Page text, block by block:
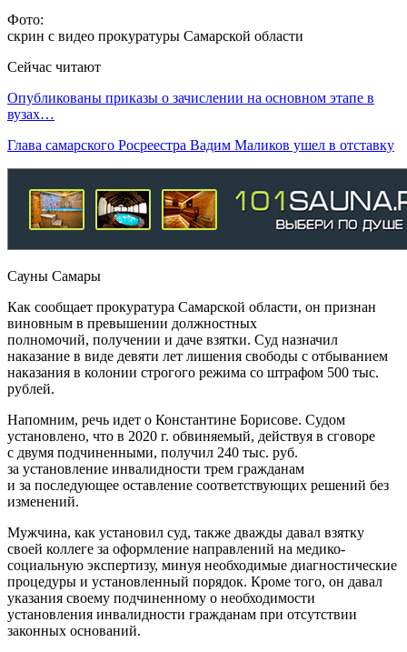
Фото:
скрин с видео прокуратуры Самарской области
Сейчас читают
Опубликованы приказы о зачислении на основном этапе в
вузах…
Глава самарского Росреестра Вадим Маликов ушел в отставку
Сауны Самары
Как сообщает прокуратура Самарской области, он признан
виновным в превышении должностных
полномочий, получении и даче взятки. Суд назначил
наказание в виде девяти лет лишения свободы с отбыванием
наказания в колонии строгого режима со штрафом 500 тыс.
рублей.
Напомним, речь идет о Константине Борисове. Судом
установлено, что в 2020 г. обвиняемый, действуя в сговоре
с двумя подчиненными, получил 240 тыс. руб.
за установление инвалидности трем гражданам
и за последующее оставление соответствующих решений без
изменений.
Мужчина, как установил суд, также дважды давал взятку
своей коллеге за оформление направлений на медико-
социальную экспертизу, минуя необходимые диагностические
процедуры и установленный порядок. Кроме того, он давал
указания своему подчиненному о необходимости
установления инвалидности гражданам при отсутствии
законных оснований.